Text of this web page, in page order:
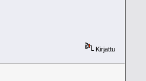
Kirjattu